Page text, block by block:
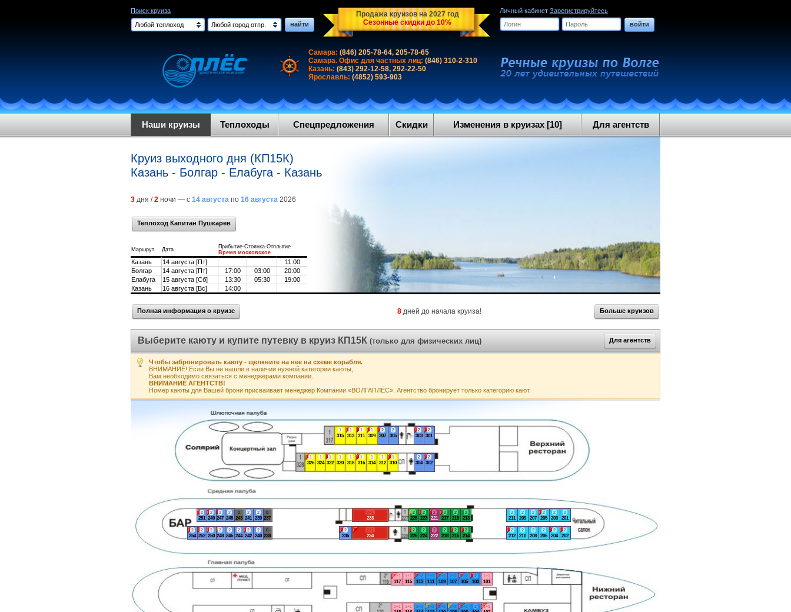
Поиск круиза
Любой теплоход
Любой город отпр. найти
Продажа круизов на 2027 год
Сезонные скидки до 10%
Личный кабинет Зарегистрируйтесь
войти
Самара: (846) 205-78-64, 205-78-65
Самара. Офис для частных лиц: (846) 310-2-310
Казань: (843) 292-12-58, 292-22-50
Ярославль: (4852) 593-903
Наши круизы Теплоходы Спецпредложения Скидки Изменения в круизах [10] Для агентств
Круиз выходного дня (КП15К)
Казань - Болгар - Елабуга - Казань
3 дня /2 ночи — с 14 августа по 16 августа 2026
Теплоход Капитан Пушкарев
Маршрут Дата
Прибытие-Стоянка-Отплытие
Время московское
Казань 14 августа [Пт]
11:00
Болгар
14 августа [Пт] 17:00 03:00
20:00
Елабуга
15 августа [Сб] 13:30 05:30
19:00
Казань
16 августа [Вс] 14:00
Полная информация о круизе 8 дней до начала круиза! Больше круизов
Выберите каюту и купите путевку в круиз КП15К (только для физических лиц) Для агентств
Чтобы забронировать каюту - щелкните на нее на схеме корабля.
ВНИМАНИЕ! Если Вы не нашли в наличии нужной категории каюты,
Вам необходимо связаться с менеджерами компании.
ВНИМАНИЕ АГЕНТСТВ!
Номер каюты для Вашей брони присваивает менеджер Компании «ВОЛГАПЛЁС». Агентство бронирует только категорию кают.
1+1
101
1+1
2
103
2
2+2
105
2+2
2+2
107
2+2
2+2
109
2+2
2+2
111
2+2
2+2
113
2+2
1+1
115
1+1
1+1
117
1+1
2
201
2
202
2
203
2
204
2
205
2
206
2
207
2
208
2
209
2
210
2
211
2
212
2
213
2
214
2
215
2
216
2
217
2
218
2
221
2
222
2
223
2
224
2
225
2
226
2+1
233
2+1
234
2
236
0
237
0
238
2
239
2
240
2
241
2
242
0
243
2
244
2
245
2
246
2
247
2
248
2
249
2
250
2
251
2
252
2
254
2
301
2
302
2
303
2
304
2
305
2
307
1
309
1
310
1
311
1
312
1
313
1
314
1
315
1
316
1
318
1
320
1
322
1
324
1
326